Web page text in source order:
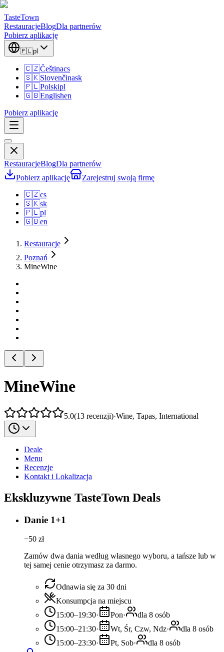
TasteTown
RestauracjeBlogDla partnerów
Pobierz aplikację
🇵🇱pl
🇨🇿Češtinacs
🇸🇰Slovenčinask
🇵🇱Polskipl
🇬🇧Englishen
Pobierz aplikację
RestauracjeBlogDla partnerów
Pobierz aplikację
Zarejestruj swoją firmę
🇨🇿cs
🇸🇰sk
🇵🇱pl
🇬🇧en
Restauracje
Poznań
MineWine
MineWine
5.0(13 recenzji)·Wine, Tapas, International
Deale
Menu
Recenzje
Kontakt i Lokalizacja
Ekskluzywne TasteTown Deals
Danie 1+1
−50 zł
Zamów dwa dania według własnego wyboru, a tańsze lub w
tej samej cenie otrzymasz za darmo.
Odnawia się za 30 dni
Konsumpcja na miejscu
15:00–19:30· Pon·
dla 8 osób
15:00–21:30· Wt, Śr, Czw, Ndz·
dla 8 osób
15:00–23:30· Pt, Sob·
dla 8 osób